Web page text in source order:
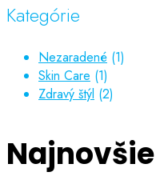
Kategórie
Nezaradené (1)
Skin Care (1)
Zdravý štýl (2)